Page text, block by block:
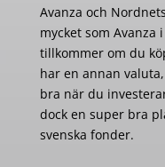
Avanza och
mycket som Avanza
tillkommer om du
har en annan
bra när du
dock en super bra
svenska fonder.